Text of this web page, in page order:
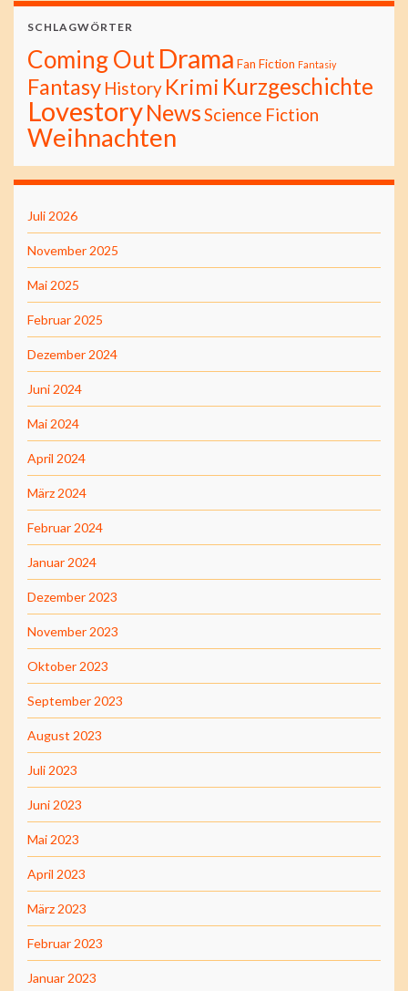
SCHLAGWÖRTER
Coming OutDrama Fan Fiction Fantasiy
Fantasy History Krimi Kurzgeschichte
LovestoryNewsScience Fiction
Weihnachten
Juli 2026
November 2025
Mai 2025
Februar 2025
Dezember 2024
Juni 2024
Mai 2024
April 2024
März 2024
Februar 2024
Januar 2024
Dezember 2023
November 2023
Oktober 2023
September 2023
August 2023
Juli 2023
Juni 2023
Mai 2023
April 2023
März 2023
Februar 2023
Januar 2023